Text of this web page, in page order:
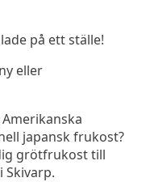
på ett ställe!
eller
japansk frukost?
grötfrukost till